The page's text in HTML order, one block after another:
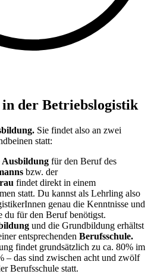
der Betriebslogistik
Sie findet also an zwei
statt:
Ausbildung für den Beruf des
bzw. der
findet direkt in einem
statt. Du kannst als Lehrling also
genau die Kenntnisse und
du für den Beruf benötigst.
und die Grundbildung erhältst
entsprechenden Berufsschule.
findet grundsätzlich zu ca. 80% im
– das sind zwischen acht und zwölf
Berufsschule statt.